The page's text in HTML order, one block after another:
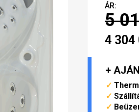
ÁR:
5
4 304
+
✓
✓
✓